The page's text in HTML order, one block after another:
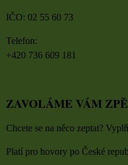
IČO: 02 55 60 73
Telefon:
+420 736 609 181
ZAVOLÁME VÁM
Chcete se na něco zeptat?
Platí pro hovory po České